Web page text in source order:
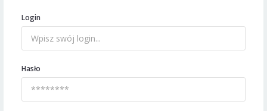
Login
Hasło